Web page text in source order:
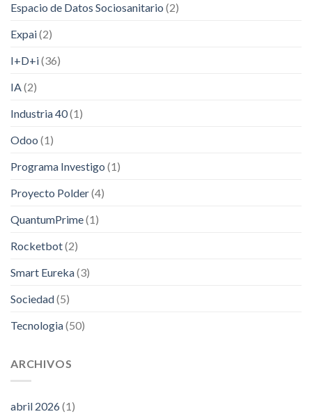
Espacio de Datos Sociosanitario (2)
Expai(2)
I+D+i(36)
IA(2)
Industria 40(1)
Odoo (1)
Programa Investigo (1)
Proyecto Polder(4)
QuantumPrime(1)
Rocketbot(2)
Smart Eureka(3)
Sociedad(5)
Tecnologia(50)
ARCHIVOS
abril 2026(1)